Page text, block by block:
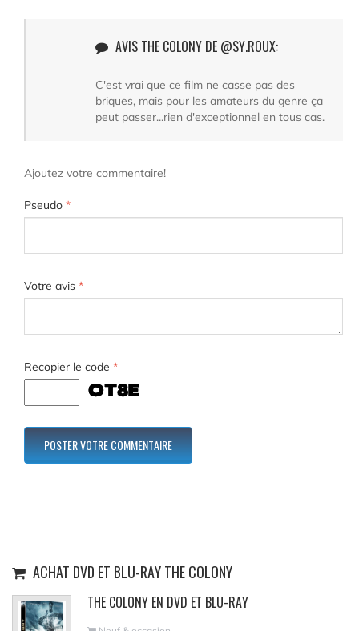
AVIS THE COLONY DE @SY.ROUX:
C'est vrai que ce film ne casse pas des
briques, mais pour les amateurs du genre ça
peut passer...rien d'exceptionnel en tous cas.
Ajoutez votre commentaire!
Pseudo *
Votre avis *
Recopier le code *
ACHAT DVD ET BLU-RAY THE COLONY
THE COLONY EN DVD ET BLU-RAY